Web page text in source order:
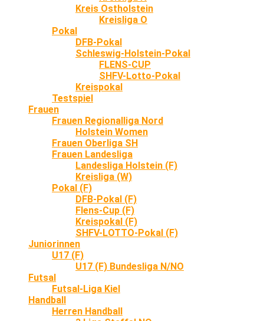
Kreis Ostholstein
Kreisliga O
Pokal
DFB-Pokal
Schleswig-Holstein-Pokal
FLENS-CUP
SHFV-Lotto-Pokal
Kreispokal
Testspiel
Frauen
Frauen Regionalliga Nord
Holstein Women
Frauen Oberliga SH
Frauen Landesliga
Landesliga Holstein (F)
Kreisliga (W)
Pokal (F)
DFB-Pokal (F)
Flens-Cup (F)
Kreispokal (F)
SHFV-LOTTO-Pokal (F)
Juniorinnen
U17 (F)
U17 (F) Bundesliga N/NO
Futsal
Futsal-Liga Kiel
Handball
Herren Handball